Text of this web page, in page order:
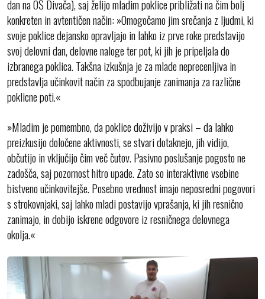
dan na OŠ Divača), saj želijo mladim poklice približati na čim bolj
konkreten in avtentičen način: »Omogočamo jim srečanja z ljudmi, ki
svoje poklice dejansko opravljajo in lahko iz prve roke predstavijo
svoj delovni dan, delovne naloge ter pot, ki jih je pripeljala do
izbranega poklica. Takšna izkušnja je za mlade neprecenljiva in
predstavlja učinkovit način za spodbujanje zanimanja za različne
poklicne poti.«
»Mladim je pomembno, da poklice doživijo v praksi – da lahko
preizkusijo določene aktivnosti, se stvari dotaknejo, jih vidijo,
občutijo in vključijo čim več čutov. Pasivno poslušanje pogosto ne
zadošča, saj pozornost hitro upade. Zato so interaktivne vsebine
bistveno učinkovitejše. Posebno vrednost imajo neposredni pogovori
s strokovnjaki, saj lahko mladi postavijo vprašanja, ki jih resnično
zanimajo, in dobijo iskrene odgovore iz resničnega delovnega
okolja.«